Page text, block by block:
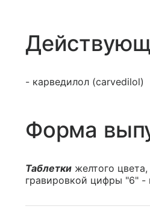
- карведилол (carvedilol)
Форма
Таблетки желтого
гравировкой цифры "6" -